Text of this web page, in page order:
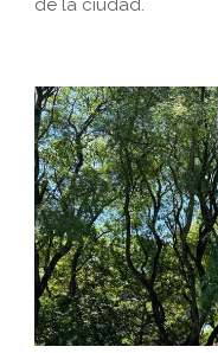
de la ciudad.